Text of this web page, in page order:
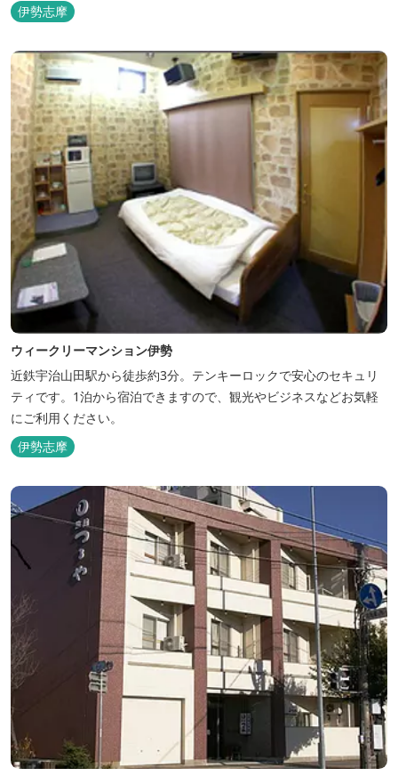
伊勢志摩
ウィークリーマンション伊勢
近鉄宇治山田駅から徒歩約3分。テンキーロックで安心のセキュリ
ティです。1泊から宿泊できますので、観光やビジネスなどお気軽
にご利用ください。
伊勢志摩